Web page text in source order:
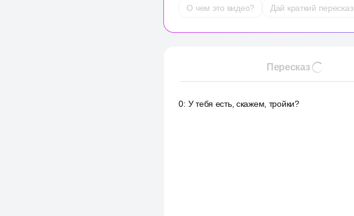
О чем это видео? Дай краткий пересказ
Пересказ
0: У тебя есть, скажем, тройки?